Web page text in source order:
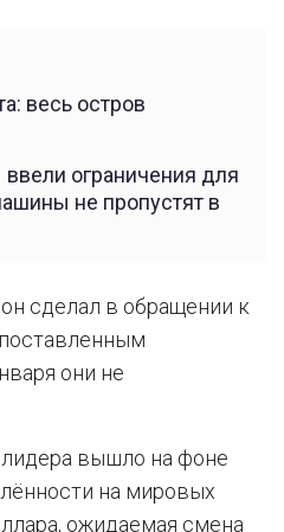
весь остров
ограничения для
не пропустят в
сделал в обращении к
они не
вышло на фоне
на мировых
ожидаемая смена